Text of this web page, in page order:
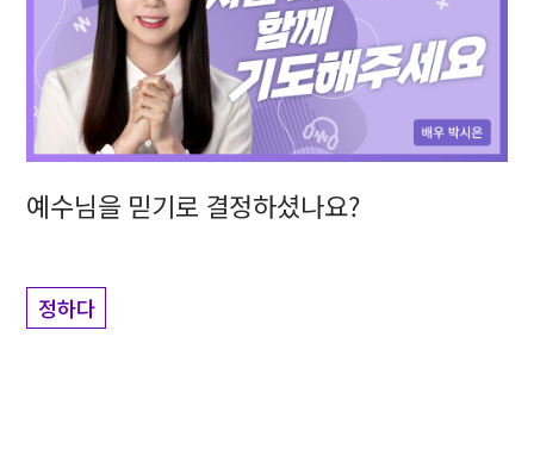
예수님을 믿기로 결정하셨나요?
정하다